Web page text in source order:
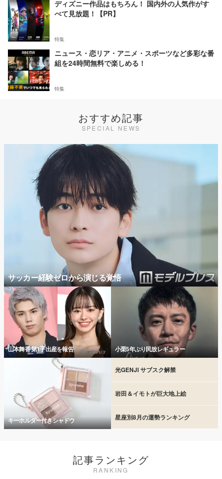
ディズニー作品はもちろん！ 国内外の人気作がす
べて見放題！【PR】
特集
ニュース・恋リア・アニメ・スポーツなど多彩な番
組を24時間無料で楽しめる！
特集
おすすめ記事
SPECIAL NEWS
サッカー経験ゼロから演じる覚悟
山本舞香 第1子出産を報告 小栗5年ぶり民放レギュラー
キーホルダー付きシャドウ
光GENJI サブスク解禁
岩田＆イモトが巨大地上絵
星座別8月の運勢ランキング
記事ランキング
RANKING